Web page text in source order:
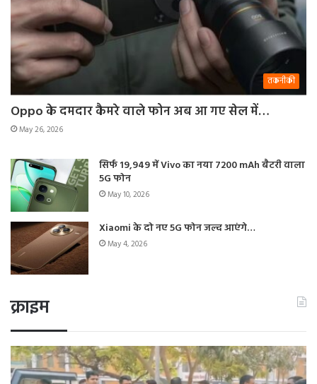
तकनीकी
Oppo के दमदार कैमरे वाले फोन अब आ गए सेल में…
May 26, 2026
सिर्फ 19,949 में Vivo का नया 7200 mAh बैटरी वाला
5G फोन
May 10, 2026
Xiaomi के दो नए 5G फोन जल्द आएंगे…
May 4, 2026
क्राइम